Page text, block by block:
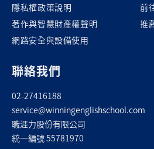
隱私權政策說明
著作與智慧財產權聲明
網路安全與設備使用
前
推
聯絡我們
02-27416188
service@winningenglishschool.com
職涯力股份有限公司
統一編號 55781970